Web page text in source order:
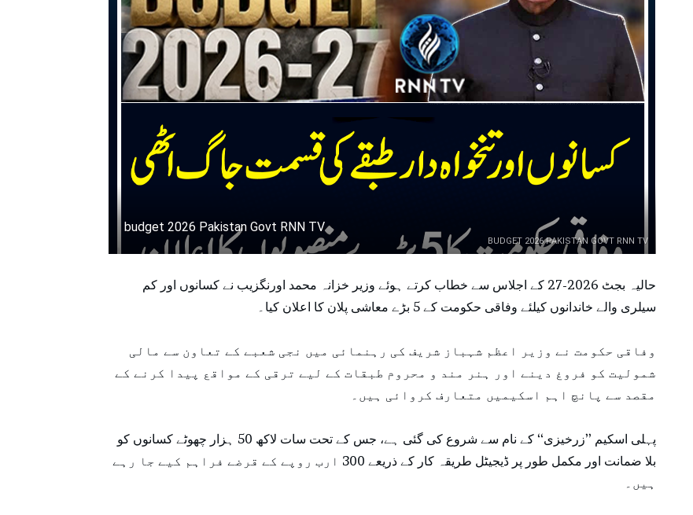
BUDGET 2026 PAKISTAN GOVT RNN TV
budget 2026 Pakistan Govt RNN TV
سیلری والے خاندانوں کیلئے وفاقی حکومت کے 5 بڑے معاشی پلان کا اعلان کیا۔
وفاقی حکومت نے وزیر اعظم شہباز شریف کی رہنمائی میں نجی شعبے کے تعاون سے مالی
شمولیت کو فروغ دینے اور ہنر مند و محروم طبقات کے لیے ترقی کے مواقع پیدا کرنے کے
مقصد سے پانچ اہم اسکیمیں متعارف کروائی ہیں۔
پہلی اسکیم ’’زرخیزی‘‘ کے نام سے شروع کی گئی ہے، جس کے تحت سات لاکھ 50 ہزار چھوٹے کسانوں کو
بلا ضمانت اور مکمل طور پر ڈیجیٹل طریقہ کار کے ذریعے 300 ارب روپے کے قرضے فراہم کیے جا رہے
ہیں۔